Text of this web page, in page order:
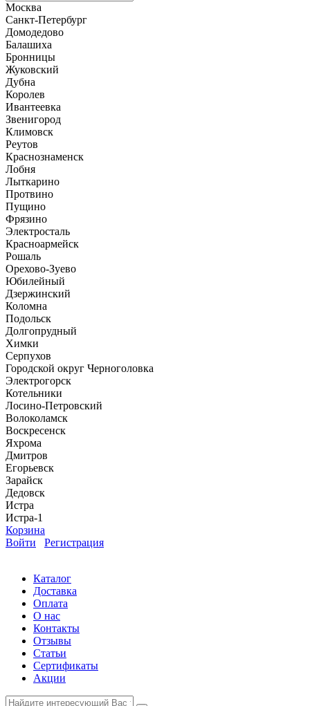
Москва
Санкт-Петербург
Домодедово
Балашиха
Бронницы
Жуковский
Дубна
Королев
Ивантеевка
Звенигород
Климовск
Реутов
Краснознаменск
Лобня
Лыткарино
Протвино
Пущино
Фрязино
Электросталь
Красноармейск
Рошаль
Орехово-Зуево
Юбилейный
Дзержинский
Коломна
Подольск
Долгопрудный
Химки
Серпухов
Городской округ Черноголовка
Электрогорск
Котельники
Лосино-Петровский
Волоколамск
Воскресенск
Яхрома
Дмитров
Егорьевск
Зарайск
Дедовск
Истра
Истра-1
Корзина
Войти
Регистрация
Каталог
Доставка
Оплата
О нас
Контакты
Отзывы
Статьи
Сертификаты
Акции